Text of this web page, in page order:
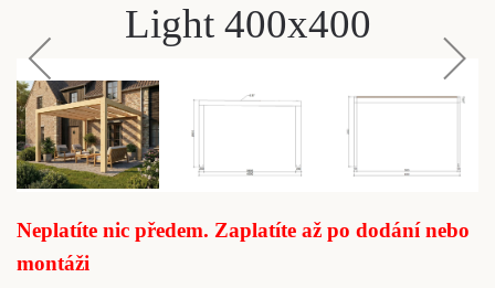
Light 400x400
Neplatíte nic předem. Zaplatíte až po dodání nebo
montáži